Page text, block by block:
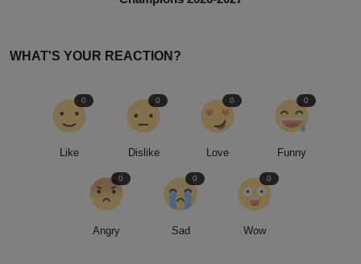
WHAT'S YOUR REACTION?
Like
0
Dislike
0
Love
0
Funny
0
Angry
0
Sad
0
Wow
0